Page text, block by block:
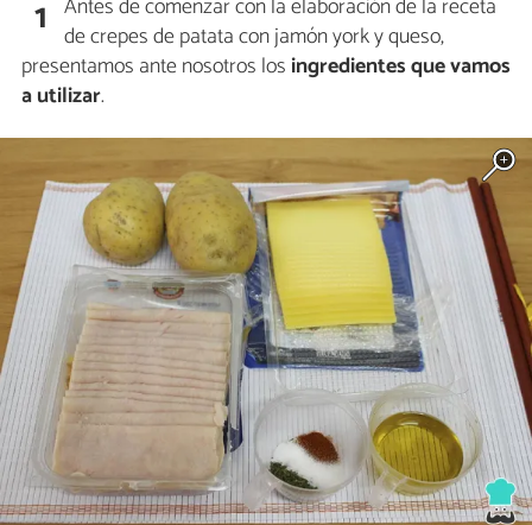
1 de crepes de patata con jamón york y queso,
presentamos ante nosotros los ingredientes que vamos
a utilizar.